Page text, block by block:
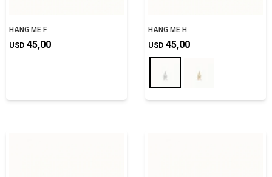
HANG ME F
USD 45,00
HANG ME H
USD 45,00